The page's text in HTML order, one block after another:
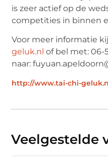
is zeer actief op de
competities in binnen
Voor meer informatie
geluk.nl of bel met: 06-
naar:
http://www.tai-chi-
Veelgestelde